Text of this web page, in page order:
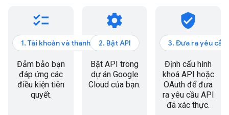
checklist
1. Tài khoản và thanh toán
Đảm bảo bạn
đáp ứng các
điều kiện tiên
quyết.
settings
2. Bật API
Bật API trong
dự án Google
Cloud của bạn.
verified_user
3. Đưa ra yêu cầu
Định cấu hình
khoá API hoặc
OAuth để đưa
ra yêu cầu API
đã xác thực.